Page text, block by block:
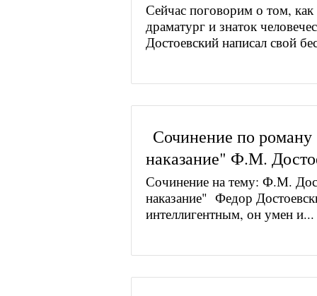
Сейчас поговорим о том, как
драматург и знаток
Достоевский написал свой
Сочинение по
наказание" Ф.М.
Сочинение на тему: Ф.М.
наказание" Федор
интеллигентным, он умен и...